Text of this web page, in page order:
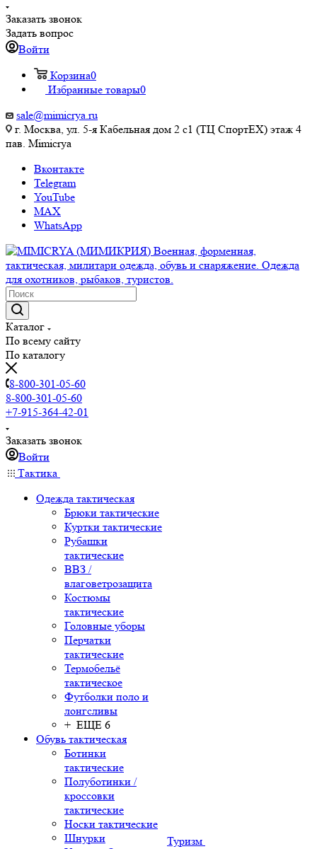
Заказать звонок
Задать вопрос
Войти
Корзина0
Избранные товары0
sale@mimicrya.ru
г. Москва, ул. 5-я Кабельная дом 2 с1 (ТЦ СпортEX) этаж 4
пав. Mimicrya
Вконтакте
Telegram
YouTube
MAX
WhatsApp
Каталог
По всему сайту
По каталогу
8-800-301-05-60
8-800-301-05-60
+7-915-364-42-01
Заказать звонок
Войти
Тактика
Одежда тактическая
Брюки тактические
Куртки тактические
Рубашки
тактические
ВВЗ /
влаговетрозащита
Костюмы
тактические
Головные уборы
Перчатки
тактические
Термобельё
тактическое
Футболки поло и
лонгсливы
+ ЕЩЕ 6
Обувь тактическая
Ботинки
тактические
Полуботинки /
кроссовки
тактические
Носки тактические
Шнурки
Туризм